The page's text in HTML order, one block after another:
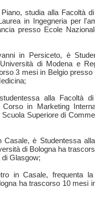
studia alla Facoltà di
in Ingegneria per
presso Ecole
in Persiceto, è
di Modena e
3 mesi in Belgio presso
alla Facoltà di
in Marketing
Superiore di
è Studentessa
di Bologna ha
Glasgow;
in Casale, frequenta la
ha trascorso 10 mesi